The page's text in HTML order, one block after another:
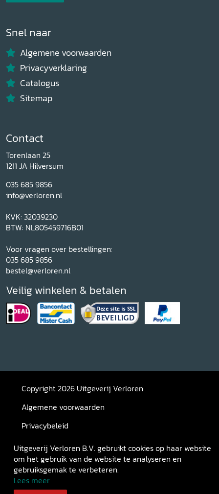
Snel naar
Algemene voorwaarden
Privacyverklaring
Catalogus
Sitemap
Contact
Torenlaan 25
1211 JA Hilversum
035 685 9856
info@verloren.nl
KVK: 32039230
BTW: NL805459716B01
Voor vragen over bestellingen:
035 685 9856
bestel@verloren.nl
Veilig winkelen & betalen
Copyright 2026 Uitgeverij Verloren
Algemene voorwaarden
Privacybeleid
Retourneren
Uitgeverij Verloren B.V. gebruikt cookies op haar website
om het gebruik van de website te analyseren en
gebruiksgemak te verbeteren.
Lees meer